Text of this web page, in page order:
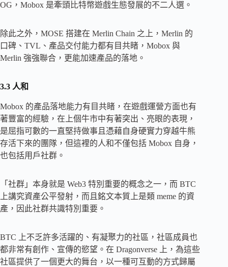
OG，Mobox 是牽頭比特幣遊戲生態發展的不二人選。
除此之外，MOSE 搭建在 Merlin Chain 之上，Merlin 的
口碑、TVL、產品交付能力都有目共睹，Mobox 與
Merlin 強強聯合，更能加速產品的落地。
3.3 人和
Mobox 的產品落地能力有目共睹，在遊戲運營方面也有
著豐富的經驗，在上個牛市中有著突出、亮眼的表現，
是屈指可數的一直堅持做事且憑藉自身硬實力穿越牛熊
存活下來的團隊，但這裡的人和不僅包括 Mobox 自身，
也包括用戶社群。
「社群」本身就是 Web3 特別重要的概念之一，而 BTC
上講究資產公平發射，而且銘文本質上是類 meme 的資
產，因此社群共識特別重要。
BTC 上不乏許多活躍的、有凝聚力的社區，社區成員也
都非常有創作、宣傳的慾望。在 Dragonverse 上，為這些
社區提供了一個更大的舞台，以一種可互動的方式歸屬